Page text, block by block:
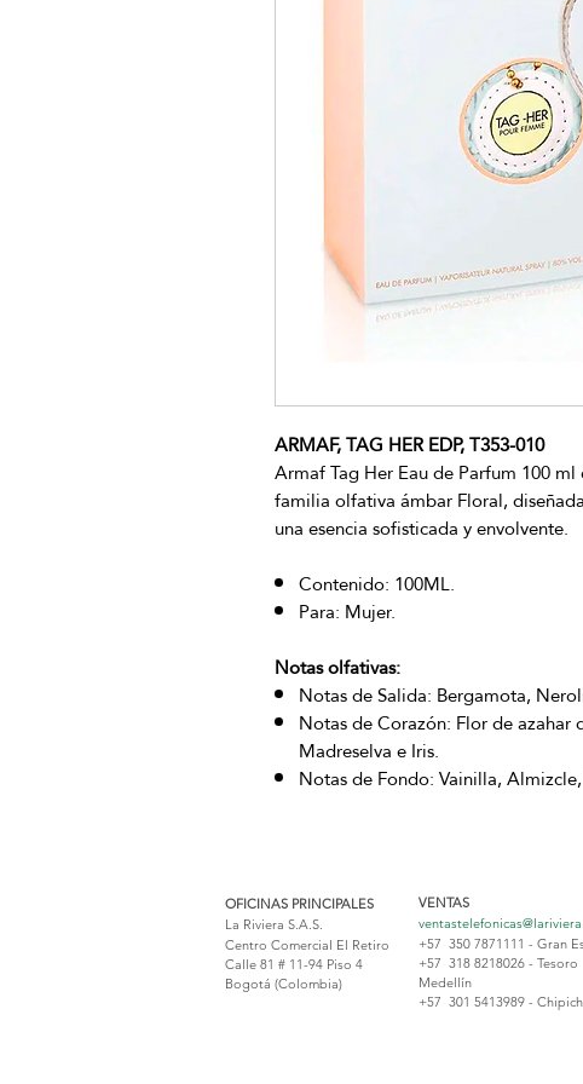
ARMAF, TAG HER EDP, T353-010
Armaf Tag Her Eau de Parfum 100
familia olfativa ámbar Floral,
una esencia sofisticada y envolvente.
Contenido: 100ML.
Para: Mujer.
Notas olfativas:
Notas de Salida: Bergamota,
Notas de Corazón: Flor de azahar
Madreselva e Iris.
Notas de Fondo: Vainilla,
OFICINAS PRINCIPALES
La Riviera S.A.S.
Centro Comercial El Retiro
Calle 81 # 11-94 Piso 4
Bogotá (Colombia)
VENTAS
+57 350 7871111 - Gran
+57 318 8218026 - Tesoro
Medellín
+57 301 5413989 -